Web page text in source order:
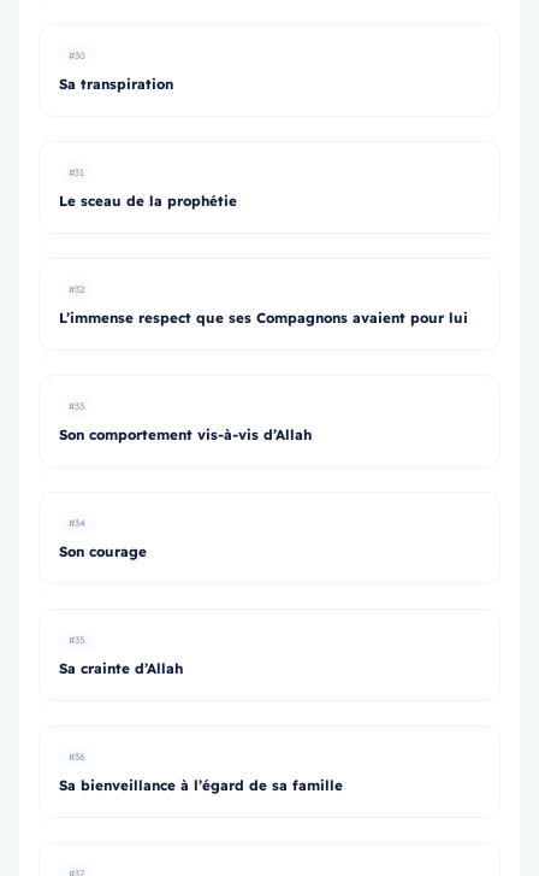
#30
Sa transpiration
#31
Le sceau de la prophétie
#32
L’immense respect que ses Compagnons avaient pour lui
#33
Son comportement vis-à-vis d’Allah
#34
Son courage
#35
Sa crainte d’Allah
#36
Sa bienveillance à l’égard de sa famille
#37